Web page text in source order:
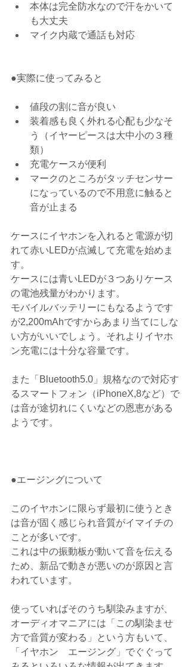
本体は完全防水なので汗をかいて
も大丈夫
マイク内蔵で通話も対応
●実際に使ってみると
値段の割に音が良い
装着感も良く外れる心配も少なそ
う（イヤーピースは大中小の３種
類）
充電ケースが便利
マークのところがタッチセンサー
になっているので不用意に触ると
音が止まる
ケースにイヤホンを入れると電源が切
れて赤いLEDが点滅して充電を始めま
す。
ケースには青いLEDが３つありケース
の電池残量がわかります。
モバイルバッテリーにもなるようです
が2,200mAhですからあまり当てにしな
い方がいいでしょう。それよりイヤホ
ン充電には十分な容量です。
また「Bluetooth5.0」規格なので対応す
るスマートフォン（iPhoneX,8など）で
は音が途切れにくいなどの恩恵がある
ようです。
●エージングについて
このイヤホンに限らず最初に使うとき
は音が固く感じられ音質がイマイチの
ことが多いです。
これは中の振動板が動いて音を伝える
ため、新品で動きが悪いのが原因と言
われています。
使っていればそのうち馴染みますが、
オーディオマニアには「この馴染ませ
方で音質が変わる」という方もいて、
「イヤホン　エージング」でぐぐって